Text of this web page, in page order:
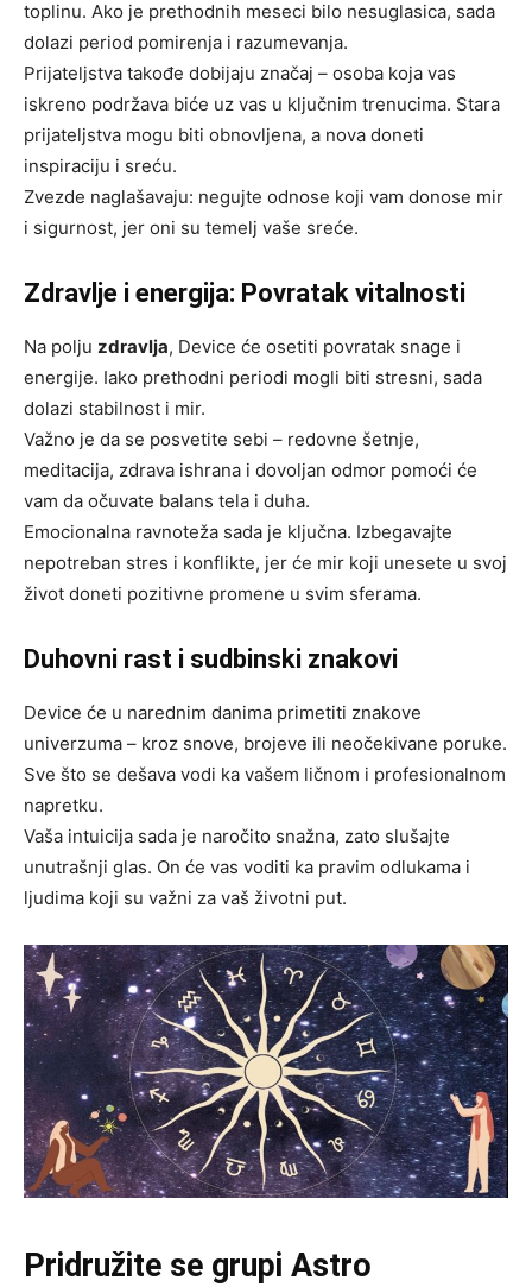
toplinu. Ako je prethodnih meseci bilo nesuglasica, sada
dolazi period pomirenja i razumevanja.
Prijateljstva takođe dobijaju značaj – osoba koja vas
iskreno podržava biće uz vas u ključnim trenucima. Stara
prijateljstva mogu biti obnovljena, a nova doneti
inspiraciju i sreću.
Zvezde naglašavaju: negujte odnose koji vam donose mir
i sigurnost, jer oni su temelj vaše sreće.
Zdravlje i energija: Povratak vitalnosti
Na polju zdravlja, Device će osetiti povratak snage i
energije. Iako prethodni periodi mogli biti stresni, sada
dolazi stabilnost i mir.
Važno je da se posvetite sebi – redovne šetnje,
meditacija, zdrava ishrana i dovoljan odmor pomoći će
vam da očuvate balans tela i duha.
Emocionalna ravnoteža sada je ključna. Izbegavajte
nepotreban stres i konflikte, jer će mir koji unesete u svoj
život doneti pozitivne promene u svim sferama.
Duhovni rast i sudbinski znakovi
Device će u narednim danima primetiti znakove
univerzuma – kroz snove, brojeve ili neočekivane poruke.
Sve što se dešava vodi ka vašem ličnom i profesionalnom
napretku.
Vaša intuicija sada je naročito snažna, zato slušajte
unutrašnji glas. On će vas voditi ka pravim odlukama i
ljudima koji su važni za vaš životni put.
Pridružite se grupi Astro